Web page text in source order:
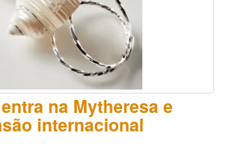
na Mytheresa e
internacional